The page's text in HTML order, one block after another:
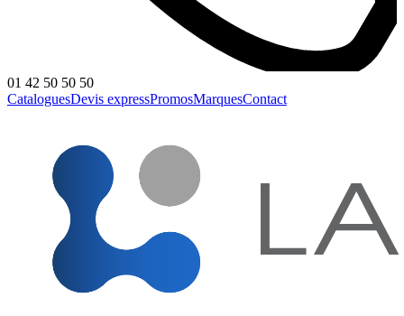
01 42 50 50 50
CataloguesDevis expressPromosMarquesContact